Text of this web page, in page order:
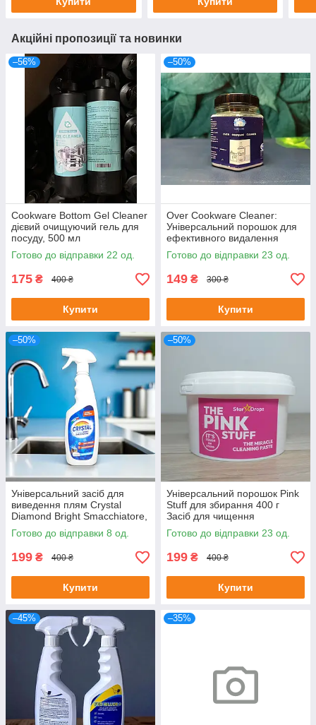
Акційні пропозиції та новинки
–56%
Cookware Bottom Gel Cleaner
дієвий очищуючий гель для
посуду, 500 мл
Готово до відправки 22 од.
175 ₴ 400 ₴
Купити
–50%
Over Cookware Cleaner:
Універсальний порошок для
ефективного видалення
найскладніших забруднень
Готово до відправки 23 од.
149 ₴ 300 ₴
Купити
–50%
Універсальний засіб для
виведення плям Crystal
Diamond Bright Smacchiatore,
500 мл
Готово до відправки 8 од.
199 ₴ 400 ₴
Купити
–50%
Універсальний порошок Pink
Stuff для збирання 400 г
Засіб для чищення
Готово до відправки 23 од.
199 ₴ 400 ₴
Купити
–45% –35%